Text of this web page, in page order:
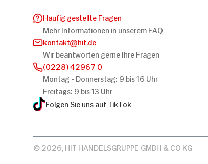
Häufig gestellte Fragen
Mehr Informationen in unserem FAQ
kontakt
hit.de
Wir beantworten gerne Ihre Fragen
(0228) 42967 0
Montag - Donnerstag: 9 bis 16 Uhr
Freitags: 9 bis 13 Uhr
Folgen Sie uns auf TikTok
© 2026, HIT HANDELSGRUPPE GMBH & CO KG